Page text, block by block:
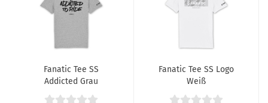
Fanatic Tee SS
Addicted Grau
Fanatic Tee SS Logo
Weiß